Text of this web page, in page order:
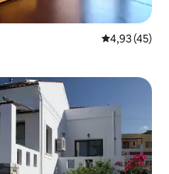
Gemiddelde
4,93 (45)